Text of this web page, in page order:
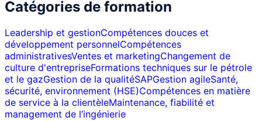
Catégories de formation
Leadership et gestionCompétences douces et
développement personnelCompétences
administrativesVentes et marketingChangement de
culture d'entrepriseFormations techniques sur le pétrole
et le gazGestion de la qualitéSAPGestion agileSanté,
sécurité, environnement (HSE)Compétences en matière
de service à la clientèleMaintenance, fiabilité et
management de l’ingénierie